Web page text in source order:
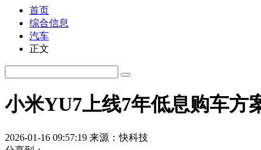
首页
综合信息
汽车
正文
小米YU7上线7年低息购车方
2026-01-16 09:57:19 来源：快科技